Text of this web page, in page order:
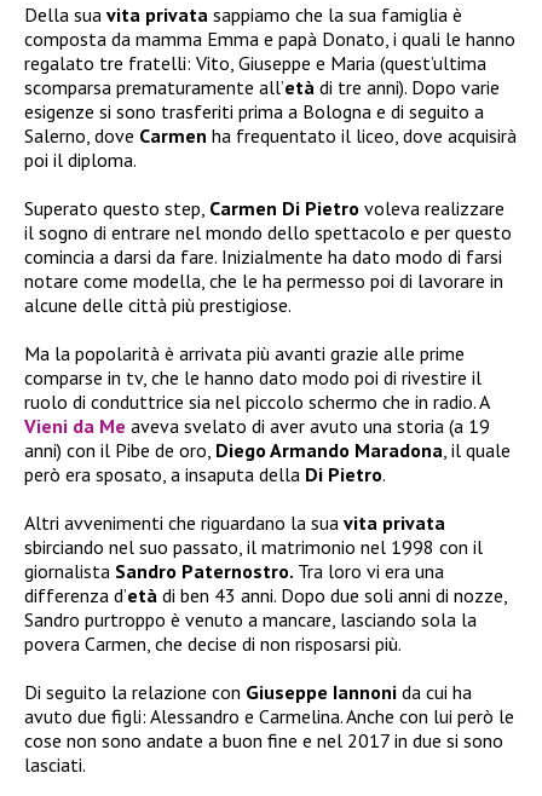
Della sua vita privata sappiamo che la sua famiglia è
composta da mamma Emma e papà Donato, i quali le hanno
regalato tre fratelli: Vito, Giuseppe e Maria (quest’ultima
scomparsa prematuramente all’età di tre anni). Dopo varie
esigenze si sono trasferiti prima a Bologna e di seguito a
Salerno, dove Carmen ha frequentato il liceo, dove acquisirà
poi il diploma.
Superato questo step, Carmen Di Pietro voleva realizzare
il sogno di entrare nel mondo dello spettacolo e per questo
comincia a darsi da fare. Inizialmente ha dato modo di farsi
notare come modella, che le ha permesso poi di lavorare in
alcune delle città più prestigiose.
Ma la popolarità è arrivata più avanti grazie alle prime
comparse in tv, che le hanno dato modo poi di rivestire il
ruolo di conduttrice sia nel piccolo schermo che in radio. A
Vieni da Me aveva svelato di aver avuto una storia (a 19
anni) con il Pibe de oro, Diego Armando Maradona , il quale
però era sposato, a insaputa della Di Pietro.
Altri avvenimenti che riguardano la sua vita privata
sbirciando nel suo passato, il matrimonio nel 1998 con il
giornalista Sandro Paternostro. Tra loro vi era una
differenza d’età di ben 43 anni. Dopo due soli anni di nozze,
Sandro purtroppo è venuto a mancare, lasciando sola la
povera Carmen, che decise di non risposarsi più.
Di seguito la relazione con Giuseppe Iannoni da cui ha
avuto due figli: Alessandro e Carmelina. Anche con lui però le
cose non sono andate a buon fine e nel 2017 in due si sono
lasciati.